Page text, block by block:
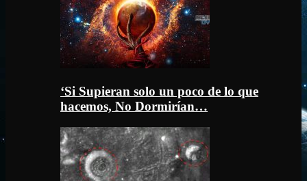
‘Si Supieran solo un poco de lo que
hacemos, No Dormirían…